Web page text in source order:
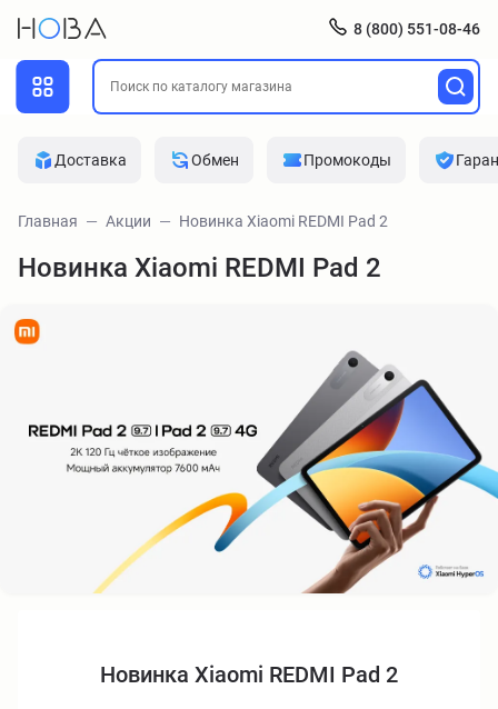
8 (800) 551-08-46
Доставка Обмен Промокоды
Главная Акции Новинка Xiaomi REDMI Pad 2
Новинка Xiaomi REDMI Pad 2
Новинка Xiaomi REDMI Pad 2